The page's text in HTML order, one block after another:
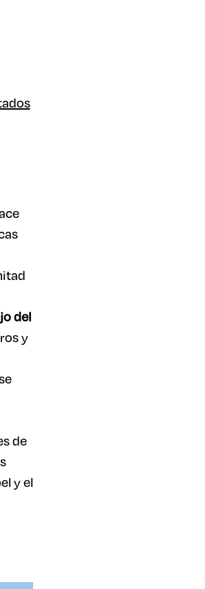
del
y
de
y el